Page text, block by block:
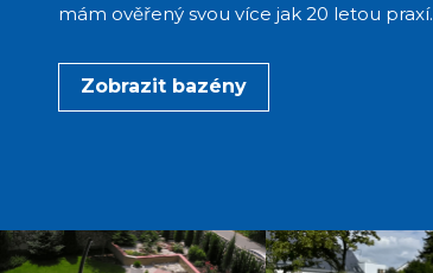
mám ověřený svou více jak 20 letou praxí.
Zobrazit bazény